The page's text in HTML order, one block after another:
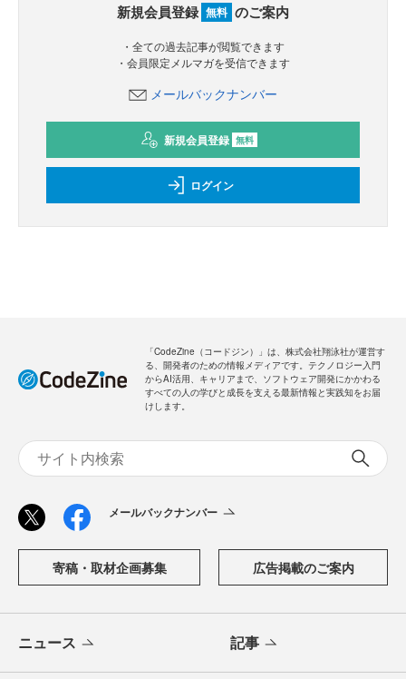
新規会員登録 無料 のご案内
・全ての過去記事が閲覧できます
・会員限定メルマガを受信できます
メールバックナンバー
新規会員登録 無料
ログイン
「CodeZine（コードジン）」は、株式会社翔泳社が運営す
る、開発者のための情報メディアです。テクノロジー入門
からAI活用、キャリアまで、ソフトウェア開発にかかわる
すべての人の学びと成長を支える最新情報と実践知をお届
けします。
メールバックナンバー
寄稿・取材企画募集 広告掲載のご案内
ニュース 記事